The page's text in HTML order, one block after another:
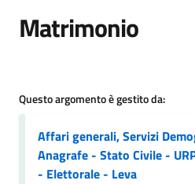
Matrimonio
Questo argomento è gestito da:
Affari generali, Servizi
Anagrafe - Stato Civile -
- Elettorale - Leva